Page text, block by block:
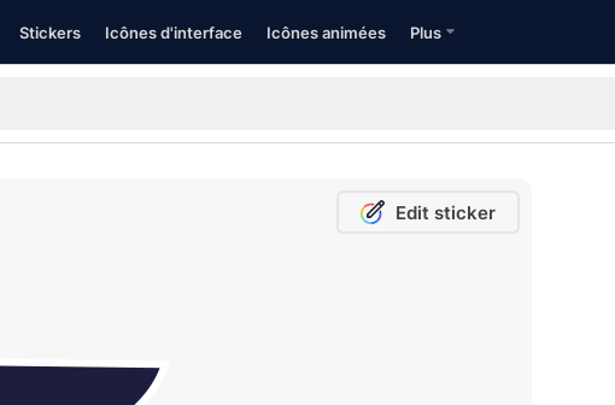
Stickers Icônes d'interface Icônes animées Plus
Edit sticker